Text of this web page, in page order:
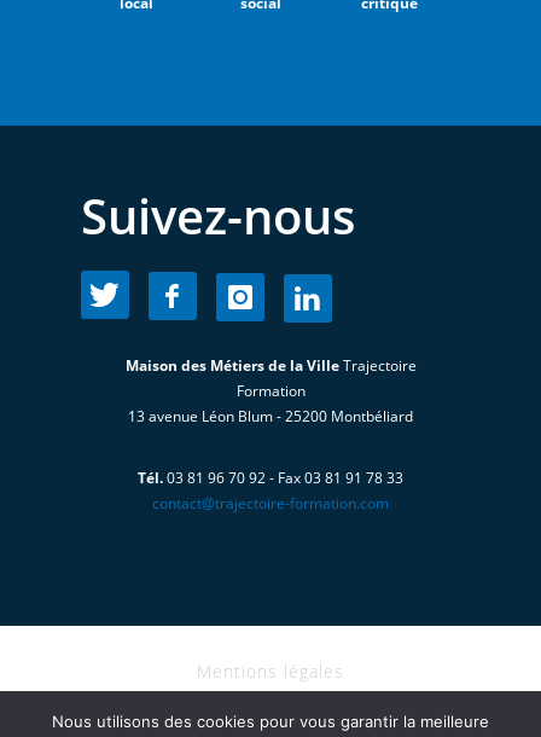
Suivez-nous
Maison des Métiers de la VilleTrajectoire
Formation
13 avenue Léon Blum - 25200 Montbéliard
Tél.03 81 96 70 92 - Fax 03 81 91 78 33
contact@trajectoire-formation.com
Mentions légales
FORMATION tous droits réservés I
Nous utilisons des cookies pour vous garantir la meilleure